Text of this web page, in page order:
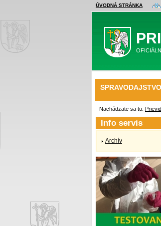
ÚVODNÁ STRÁNKA
SPRAVODAJSTVO
Nachádzate sa tu:
Info servis
Archív